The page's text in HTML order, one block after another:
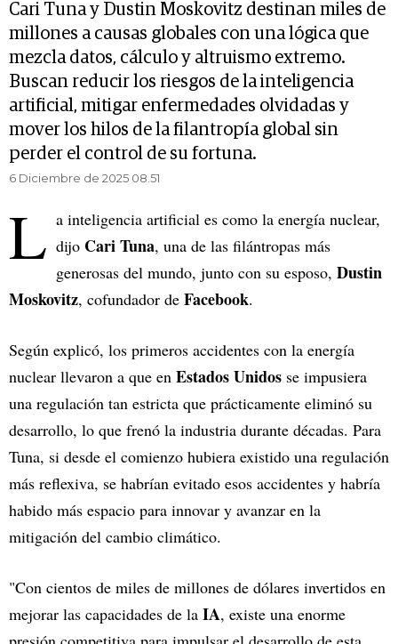
Cari Tuna y Dustin Moskovitz destinan miles de
millones a causas globales con una lógica que
mezcla datos, cálculo y altruismo extremo.
Buscan reducir los riesgos de la inteligencia
artificial, mitigar enfermedades olvidadas y
mover los hilos de la filantropía global sin
perder el control de su fortuna.
6 Diciembre de 2025 08.51
L a inteligencia artificial es como la energía nuclear,
dijo Cari Tuna, una de las filántropas más
generosas del mundo, junto con su esposo, Dustin
Moskovitz, cofundador de Facebook.
Según explicó, los primeros accidentes con la energía
nuclear llevaron a que en Estados Unidos se impusiera
una regulación tan estricta que prácticamente eliminó su
desarrollo, lo que frenó la industria durante décadas. Para
Tuna, si desde el comienzo hubiera existido una regulación
más reflexiva, se habrían evitado esos accidentes y habría
habido más espacio para innovar y avanzar en la
mitigación del cambio climático.
"Con cientos de miles de millones de dólares invertidos en
mejorar las capacidades de la IA, existe una enorme